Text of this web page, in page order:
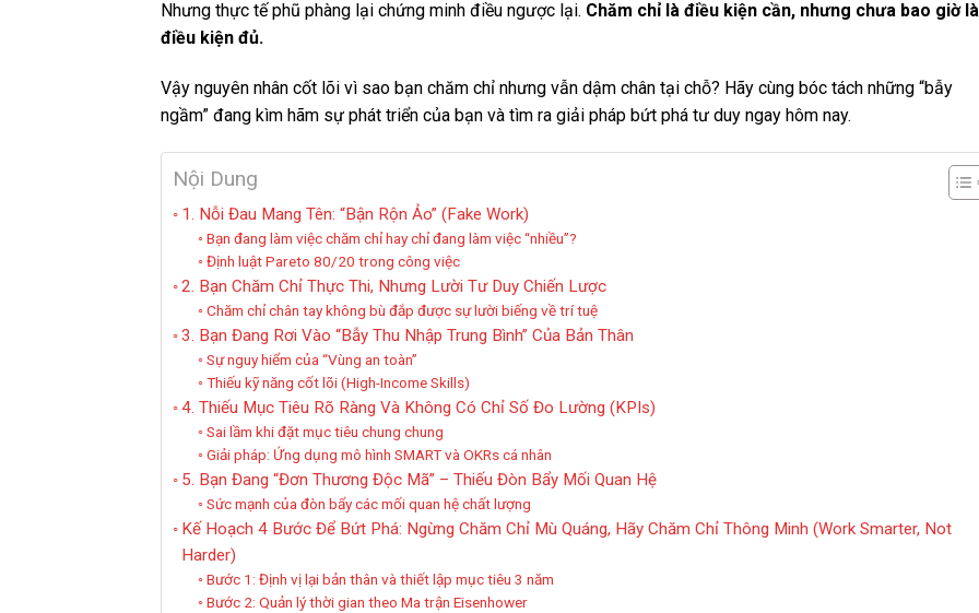
Nhưng thực tế phũ phàng lại chứng minh điều ngược lại. Chăm chỉ là điều kiện cần, nhưng chưa bao giờ là
điều kiện đủ.
Vậy nguyên nhân cốt lõi vì sao bạn chăm chỉ nhưng vẫn dậm chân tại chỗ? Hãy cùng bóc tách những “bẫy
ngầm” đang kìm hãm sự phát triển của bạn và tìm ra giải pháp bứt phá tư duy ngay hôm nay.
Nội Dung
1. Nỗi Đau Mang Tên: “Bận Rộn Ảo” (Fake Work)
Bạn đang làm việc chăm chỉ hay chỉ đang làm việc “nhiều”?
Định luật Pareto 80/20 trong công việc
2. Bạn Chăm Chỉ Thực Thi, Nhưng Lười Tư Duy Chiến Lược
Chăm chỉ chân tay không bù đắp được sự lười biếng về trí tuệ
3. Bạn Đang Rơi Vào “Bẫy Thu Nhập Trung Bình” Của Bản Thân
Sự nguy hiểm của “Vùng an toàn”
Thiếu kỹ năng cốt lõi (High-Income Skills)
4. Thiếu Mục Tiêu Rõ Ràng Và Không Có Chỉ Số Đo Lường (KPIs)
Sai lầm khi đặt mục tiêu chung chung
Giải pháp: Ứng dụng mô hình SMART và OKRs cá nhân
5. Bạn Đang “Đơn Thương Độc Mã” – Thiếu Đòn Bẩy Mối Quan Hệ
Sức mạnh của đòn bẩy các mối quan hệ chất lượng
Kế Hoạch 4 Bước Để Bứt Phá: Ngừng Chăm Chỉ Mù Quáng, Hãy Chăm Chỉ Thông Minh (Work Smarter, Not
Harder)
Bước 1: Định vị lại bản thân và thiết lập mục tiêu 3 năm
Bước 2: Quản lý thời gian theo Ma trận Eisenhower